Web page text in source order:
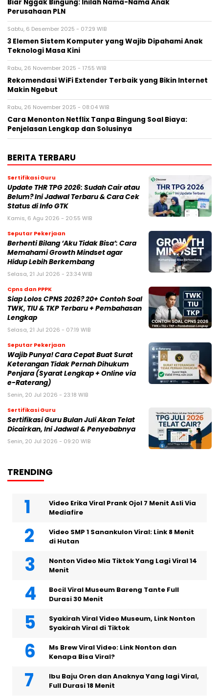
Biar Nggak Bingung: Inilah Nama-Nama Anak
Perusahaan PLN
Sabtu, 6 Desember 2025 - 07:29 WIB
3 Elemen Sistem Komputer yang Wajib Dipahami Anak
Teknologi Masa Kini
Rabu, 26 November 2025 - 17:55 WIB
Rekomendasi WiFi Extender Terbaik yang Bikin Internet
Makin Ngebut
Rabu, 26 November 2025 - 08:04 WIB
Cara Menonton Netflix Tanpa Bingung Soal Biaya:
Penjelasan Lengkap dan Solusinya
BERITA TERBARU
Sertifikasi Guru
Update THR TPG 2026: Sudah Cair atau
Belum? Ini Jadwal Terbaru & Cara Cek
Status di Info GTK
Kamis, 6 Agu 2026 - 20:55 WIB
Seputar Pekerjaan
Berhenti Bilang ‘Aku Tidak Bisa’: Cara
Memahami Growth Mindset agar
Hidup Lebih Berkembang
Selasa, 21 Jul 2026 - 23:34 WIB
Cpns dan PPPK
Siap Lolos CPNS 2026? 20+ Contoh Soal
TWK, TIU & TKP Terbaru + Pembahasan
Lengkap
Selasa, 21 Jul 2026 - 07:19 WIB
Seputar Pekerjaan
Wajib Punya! Cara Cepat Buat Surat
Keterangan Tidak Pernah Dihukum
Penjara (Syarat Lengkap + Online via
e-Raterang)
Senin, 20 Jul 2026 - 23:18 WIB
Sertifikasi Guru
Sertifikasi Guru Bulan Juli Akan Telat
Dicairkan, Ini Jadwal & Penyebabnya
Senin, 20 Jul 2026 - 09:20 WIB
TRENDING
Video Erika Viral Prank Ojol 7 Menit Asli Via
Mediafire
Video SMP 1 Sanankulon Viral: Link 8 Menit
di Hutan
Nonton Video Mia Tiktok Yang Lagi Viral 14
Menit
Bocil Viral Museum Bareng Tante Full
Durasi 30 Menit
Syakirah Viral Video Museum, Link Nonton
Syakirah Viral di Tiktok
Ms Brew Viral Video: Link Nonton dan
Kenapa Bisa Viral?
Ibu Baju Oren dan Anaknya Yang lagi Viral,
Full Durasi 18 Menit